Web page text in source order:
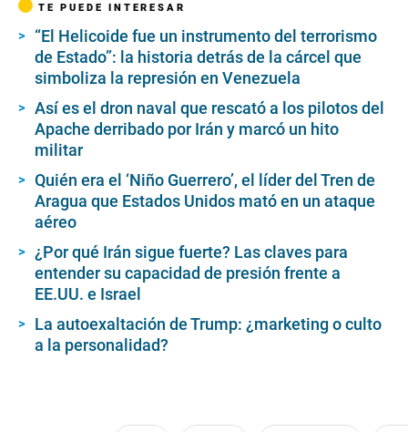
TE PUEDE INTERESAR
“El Helicoide fue un instrumento del terrorismo
de Estado”: la historia detrás de la cárcel que
simboliza la represión en Venezuela
Así es el dron naval que rescató a los pilotos del
Apache derribado por Irán y marcó un hito
militar
Quién era el ‘Niño Guerrero’, el líder del Tren de
Aragua que Estados Unidos mató en un ataque
aéreo
¿Por qué Irán sigue fuerte? Las claves para
entender su capacidad de presión frente a
EE.UU. e Israel
La autoexaltación de Trump: ¿marketing o culto
a la personalidad?